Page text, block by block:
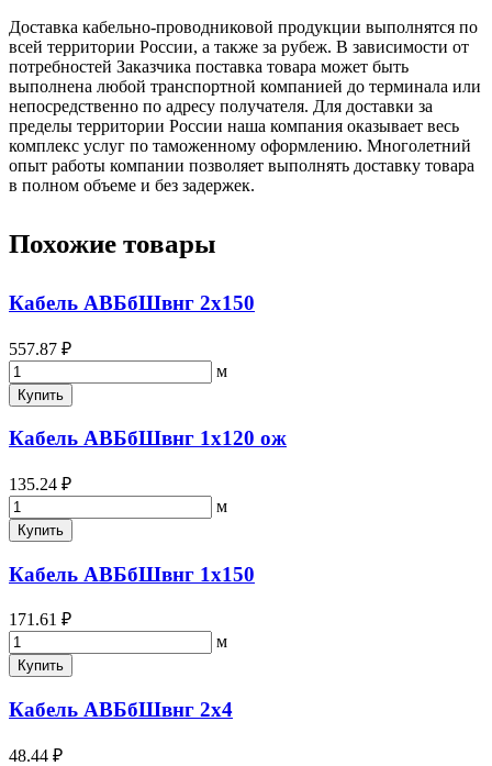
Доставка кабельно-проводниковой продукции выполнятся по
всей территории России, а также за рубеж. В зависимости от
потребностей Заказчика поставка товара может быть
выполнена любой транспортной компанией до терминала или
непосредственно по адресу получателя. Для доставки за
пределы территории России наша компания оказывает весь
комплекс услуг по таможенному оформлению. Многолетний
опыт работы компании позволяет выполнять доставку товара
в полном объеме и без задержек.
Похожие товары
Кабель АВБбШвнг 2х150
557.87 ₽
м
Купить
Кабель АВБбШвнг 1х120 ож
135.24 ₽
м
Купить
Кабель АВБбШвнг 1х150
171.61 ₽
м
Купить
Кабель АВБбШвнг 2х4
48.44 ₽